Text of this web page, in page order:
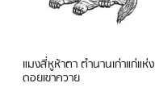
แมงสี่หูห้าตา ตำนานเก่าแก่แห่ง
ดอยเขาควาย